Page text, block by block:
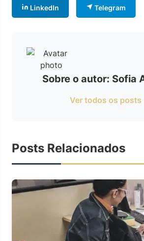
LinkedIn Telegram
Sobre o autor: Sofia
Ver todos os
Posts Relacionados